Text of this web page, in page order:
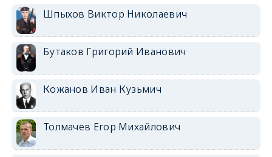
Шпыхов Виктор Николаевич
Бутаков Григорий Иванович
Кожанов Иван Кузьмич
Толмачев Егор Михайлович